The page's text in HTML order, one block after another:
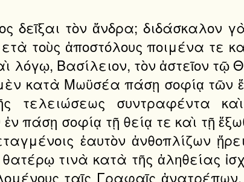
δεῖξαι τὸν ἄνδρα; διδάσκαλον
τοὺς ἀποστόλους ποιμένα τε
λόγῳ, Βασίλειον, τὸν ἀστεῖον τῷ
μὲν κατὰ Μωϋσέα πάσῃ σοφίᾳ τῶν
τελειώσεως συντραφέντα
σοφίᾳ τῇ θείᾳ τε καὶ τῇ
ἑαυτὸν ἀνθοπλίζων
τινὰ κατὰ τῆς ἀληθείας
ταῖς Γραφαῖς